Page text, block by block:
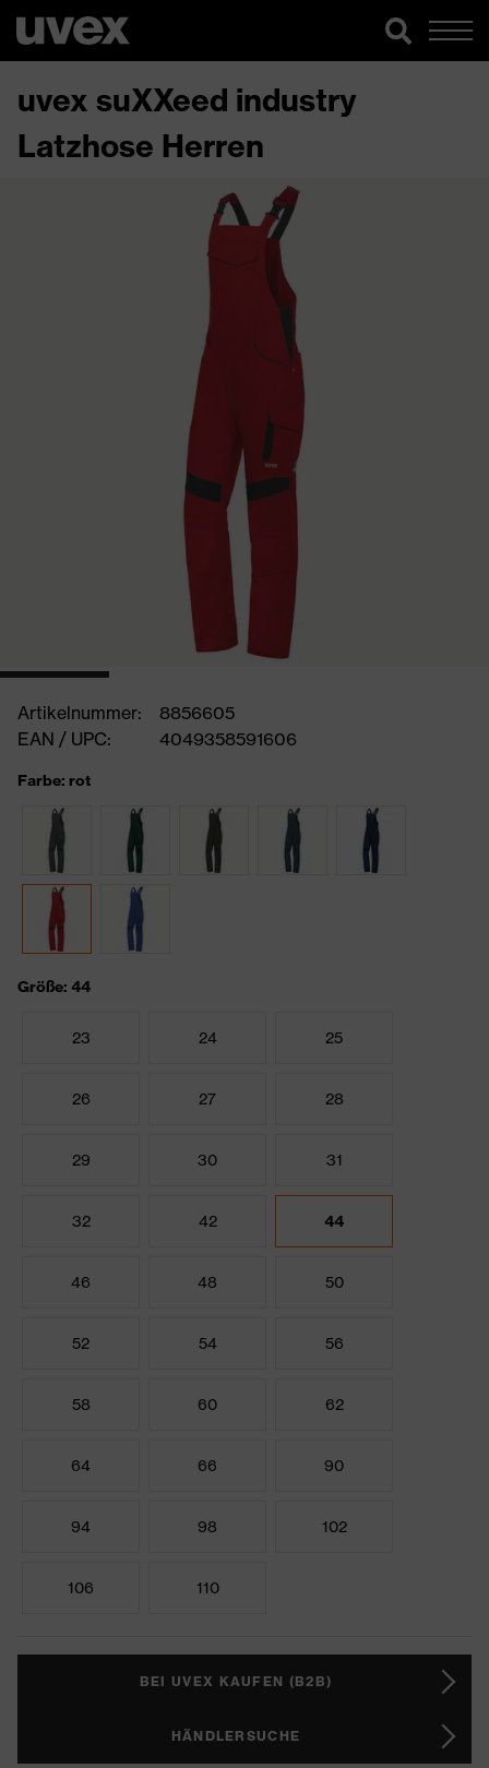
uvex suXXeed industry
Latzhose Herren
Artikelnummer:
8856605
EAN / UPC:
4049358591606
Farbe: rot
Größe: 44
23 24 25
26 27 28
29 30 31
32 42 44
46 48 50
52 54 56
58 60 62
64 66 90
94 98 102
106 110
BEI UVEX KAUFEN (B2B)
HÄNDLERSUCHE